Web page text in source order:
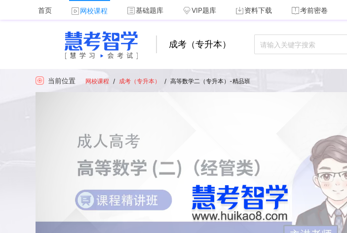
首页 网校课程 基础题库 VIP题库 资料下载 考前密卷
成考（专升本）
当前位置 网校课程 / 成考（专升本） / 高等数学二（专升本）-精品班